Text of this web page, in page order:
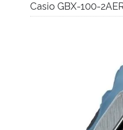
Casio GBX-100-